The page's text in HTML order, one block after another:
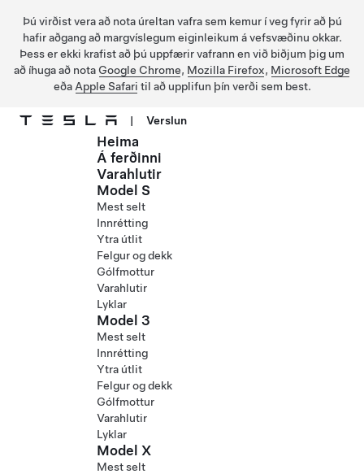
Þú virðist vera að nota úreltan vafra sem kemur í veg fyrir að þú
hafir aðgang að margvíslegum eiginleikum á vefsvæðinu okkar.
Þess er ekki krafist að þú uppfærir vafrann en við biðjum þig um
að íhuga að nota Google Chrome, Mozilla Firefox, Microsoft Edge
eða Apple Safari til að upplifun þín verði sem best.
| Verslun
Heima
Á ferðinni
Varahlutir
Model S
Mest selt
Innrétting
Ytra útlit
Felgur og dekk
Gólfmottur
Varahlutir
Lyklar
Model 3
Mest selt
Innrétting
Ytra útlit
Felgur og dekk
Gólfmottur
Varahlutir
Lyklar
Model X
Mest selt